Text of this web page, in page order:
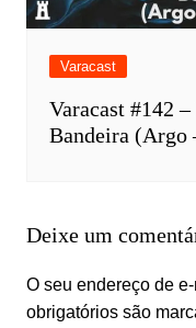
Varacast
Varacast #142
Bandeira (Argo
Deixe um
O seu endereço de
obrigatórios são